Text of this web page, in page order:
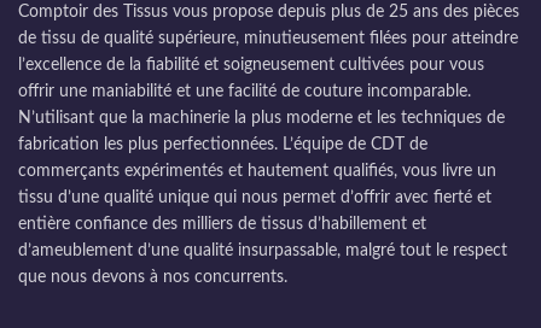
Comptoir des Tissus vous propose depuis plus de 25 ans des pièces
de tissu de qualité supérieure, minutieusement filées pour atteindre
l’excellence de la fiabilité et soigneusement cultivées pour vous
offrir une maniabilité et une facilité de couture incomparable.
N’utilisant que la machinerie la plus moderne et les techniques de
fabrication les plus perfectionnées. L’équipe de CDT de
commerçants expérimentés et hautement qualifiés, vous livre un
tissu d’une qualité unique qui nous permet d’offrir avec fierté et
entière confiance des milliers de tissus d’habillement et
d’ameublement d’une qualité insurpassable, malgré tout le respect
que nous devons à nos concurrents.